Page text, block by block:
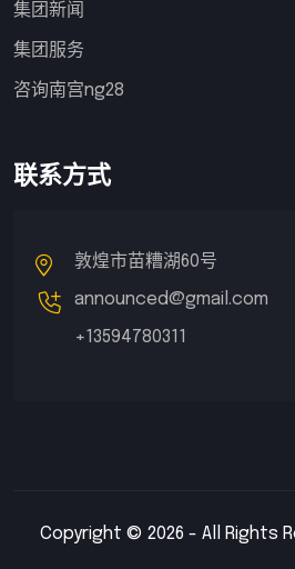
集团新闻
集团服务
咨询南宫ng28
联系方式
敦煌市苗糟湖60号
announced@gmail.com
+13594780311
Copyright © 2026 - All Rights